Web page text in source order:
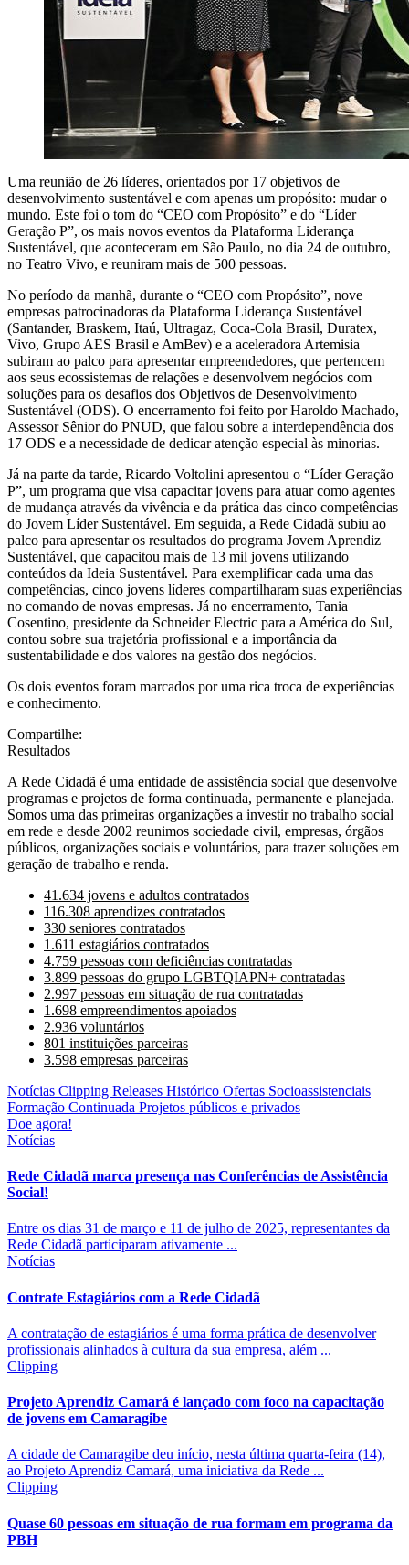
Uma reunião de 26 líderes, orientados por 17 objetivos de
desenvolvimento sustentável e com apenas um propósito: mudar o
mundo. Este foi o tom do “CEO com Propósito” e do “Líder
Geração P”, os mais novos eventos da Plataforma Liderança
Sustentável, que aconteceram em São Paulo, no dia 24 de outubro,
no Teatro Vivo, e reuniram mais de 500 pessoas.
No período da manhã, durante o “CEO com Propósito”, nove
empresas patrocinadoras da Plataforma Liderança Sustentável
(Santander, Braskem, Itaú, Ultragaz, Coca-Cola Brasil, Duratex,
Vivo, Grupo AES Brasil e AmBev) e a aceleradora Artemisia
subiram ao palco para apresentar empreendedores, que pertencem
aos seus ecossistemas de relações e desenvolvem negócios com
soluções para os desafios dos Objetivos de Desenvolvimento
Sustentável (ODS). O encerramento foi feito por Haroldo Machado,
Assessor Sênior do PNUD, que falou sobre a interdependência dos
17 ODS e a necessidade de dedicar atenção especial às minorias.
Já na parte da tarde, Ricardo Voltolini apresentou o “Líder Geração
P”, um programa que visa capacitar jovens para atuar como agentes
de mudança através da vivência e da prática das cinco competências
do Jovem Líder Sustentável. Em seguida, a Rede Cidadã subiu ao
palco para apresentar os resultados do programa Jovem Aprendiz
Sustentável, que capacitou mais de 13 mil jovens utilizando
conteúdos da Ideia Sustentável. Para exemplificar cada uma das
competências, cinco jovens líderes compartilharam suas experiências
no comando de novas empresas. Já no encerramento, Tania
Cosentino, presidente da Schneider Electric para a América do Sul,
contou sobre sua trajetória profissional e a importância da
sustentabilidade e dos valores na gestão dos negócios.
Os dois eventos foram marcados por uma rica troca de experiências
e conhecimento.
Compartilhe:
Resultados
A Rede Cidadã é uma entidade de assistência social que desenvolve
programas e projetos de forma continuada, permanente e planejada.
Somos uma das primeiras organizações a investir no trabalho social
em rede e desde 2002 reunimos sociedade civil, empresas, órgãos
públicos, organizações sociais e voluntários, para trazer soluções em
geração de trabalho e renda.
41.634 jovens e adultos contratados
116.308 aprendizes contratados
330 seniores contratados
1.611 estagiários contratados
4.759 pessoas com deficiências contratadas
3.899 pessoas do grupo LGBTQIAPN+ contratadas
2.997 pessoas em situação de rua contratadas
1.698 empreendimentos apoiados
2.936 voluntários
801 instituições parceiras
3.598 empresas parceiras
Notícias Clipping Releases Histórico Ofertas Socioassistenciais
Formação Continuada Projetos públicos e privados
Doe agora!
Notícias
Rede Cidadã marca presença nas Conferências de Assistência
Social!
Entre os dias 31 de março e 11 de julho de 2025, representantes da
Rede Cidadã participaram ativamente ...
Notícias
Contrate Estagiários com a Rede Cidadã
A contratação de estagiários é uma forma prática de desenvolver
profissionais alinhados à cultura da sua empresa, além ...
Clipping
Projeto Aprendiz Camará é lançado com foco na capacitação
de jovens em Camaragibe
A cidade de Camaragibe deu início, nesta última quarta-feira (14),
ao Projeto Aprendiz Camará, uma iniciativa da Rede ...
Clipping
Quase 60 pessoas em situação de rua formam em programa da
PBH